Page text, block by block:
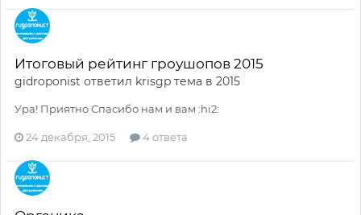
Итоговый рейтинг гроушопов 2015
gidroponist ответил krisgp тема в 2015
Ура! Приятно Спасибо нам и вам :hi2:
24 декабря, 2015 4 ответа